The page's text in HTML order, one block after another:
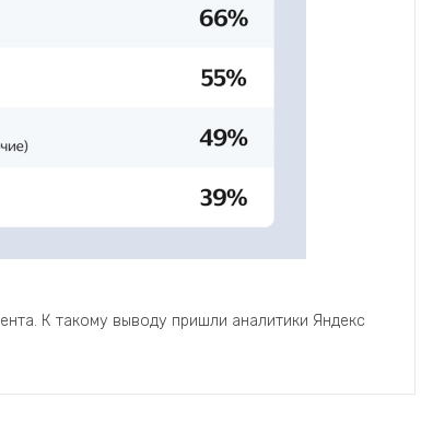
К такому выводу пришли аналитики Яндекс